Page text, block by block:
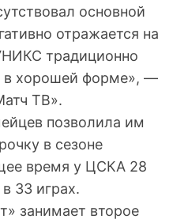
основной
отражается на
традиционно
в хорошей форме», —
ТВ».
позволила им
в сезоне
время у ЦСКА 28
33 играх.
занимает второе